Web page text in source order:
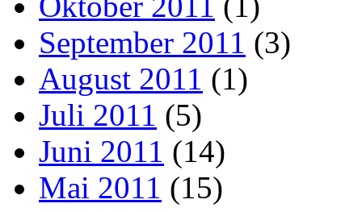
September 2011 (3)
August 2011 (1)
Juli 2011 (5)
Juni 2011 (14)
Mai 2011 (15)